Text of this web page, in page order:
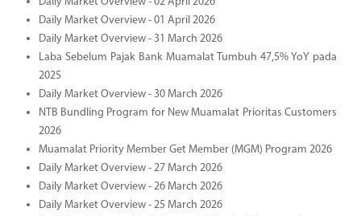
Daily Market Overview - 01 April 2026
Daily Market Overview - 31 March 2026
Laba Sebelum Pajak Bank Muamalat Tumbuh 47,5% YoY pada
2025
Daily Market Overview - 30 March 2026
NTB Bundling Program for New Muamalat Prioritas Customers
2026
Muamalat Priority Member Get Member (MGM) Program 2026
Daily Market Overview - 27 March 2026
Daily Market Overview - 26 March 2026
Daily Market Overview - 25 March 2026